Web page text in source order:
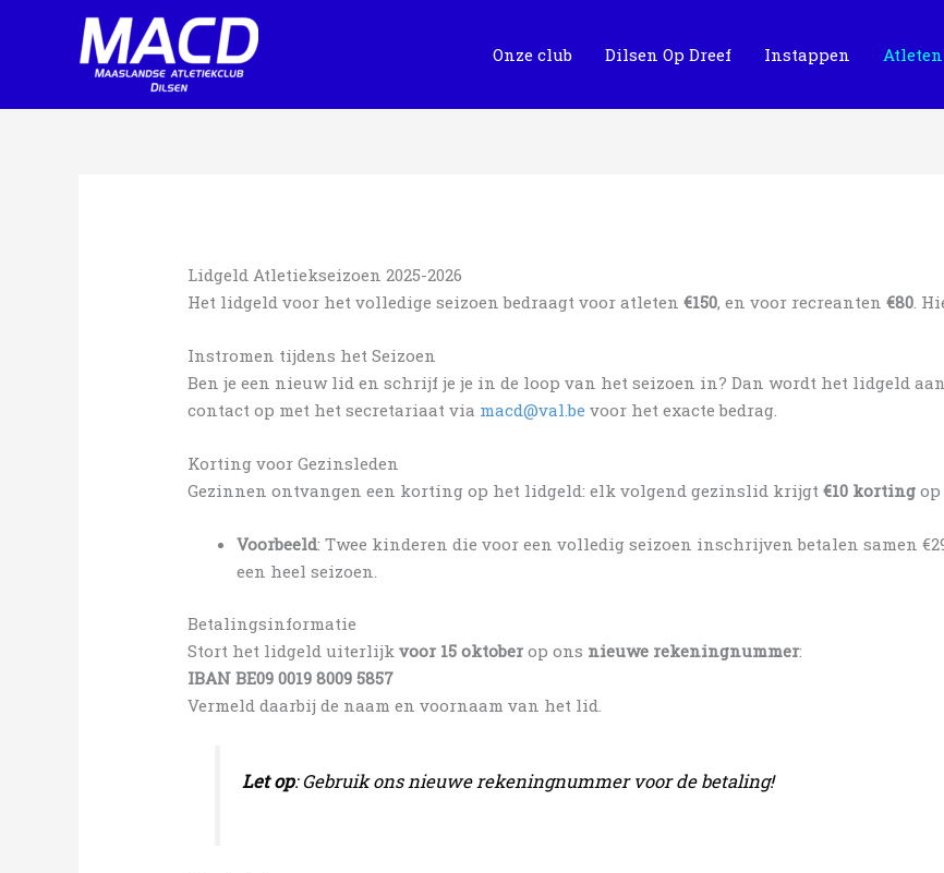
Onze club Dilsen Op Dreef Instappen
Lidgeld Atletiekseizoen 2025-2026
Het lidgeld voor het volledige seizoen bedraagt voor atleten€150, en voor recreanten€80.
Instromen tijdens het Seizoen
Ben je een nieuw lid en schrijf je je in de loop van het seizoen in? Dan wordt het lidgeld
contact op met het secretariaat via macd@val.be voor het exacte bedrag.
Korting voor Gezinsleden
Gezinnen ontvangen een korting op het lidgeld: elk volgend gezinslid krijgt€10 korting op
Voorbeeld: Twee kinderen die voor een volledig seizoen inschrijven betalen samen
een heel seizoen.
Betalingsinformatie
Stort het lidgeld uiterlijkvoor 15 oktober op ons nieuwe rekeningnummer:
IBAN BE09 0019 8009 5857
Vermeld daarbij de naam en voornaam van het lid.
Let op: Gebruik ons nieuwe rekeningnummer voor de betaling!